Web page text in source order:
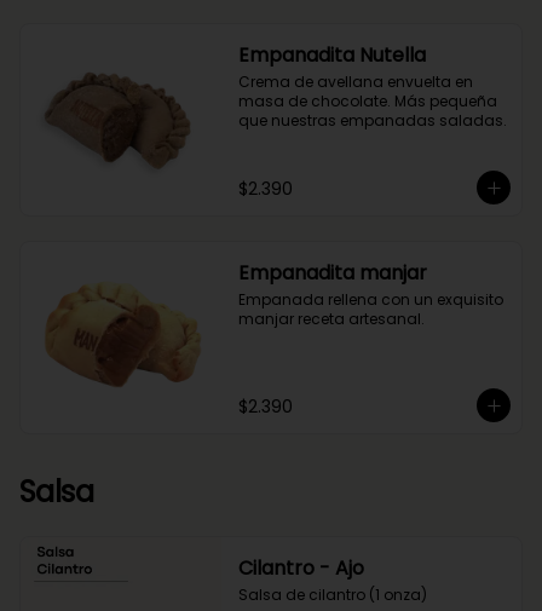
Empanadita Nutella
Crema de avellana envuelta en
masa de chocolate. Más pequeña
que nuestras empanadas saladas.
$2.390
Empanadita manjar
Empanada rellena con un exquisito
manjar receta artesanal.
$2.390
Salsa
Cilantro - Ajo
Salsa de cilantro (1 onza)